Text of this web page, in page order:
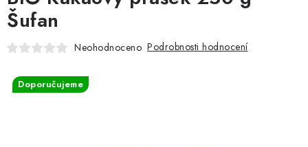
DROGERIE A KOSMETIKA
Šufan
Neohodnoceno Podrobnosti hodnocení
Doporučujeme